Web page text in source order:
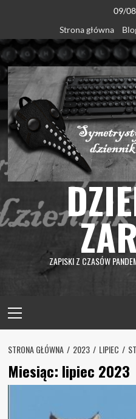
content
09/
Strona główna
ZAPISKI Z CZASÓW
Menu
STRONA GŁÓWNA 2023 LIPIEC
Miesiąc: lipiec 2023